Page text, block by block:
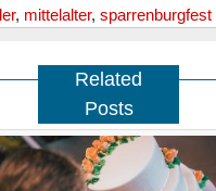
, mittelalter, sparrenburgfest
Related
Posts